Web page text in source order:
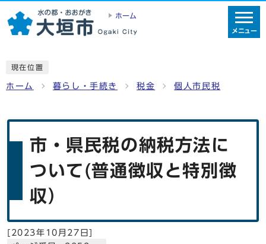
ホーム
メニュー
現在位置
ホーム 暮らし・手続き 税金 個人市民税
市・県民税の納税方法に
ついて(普通徴収と特別徴
収）
[ 2023年10月27日]